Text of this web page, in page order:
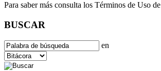
Para saber más consulta los Términos de Uso de
BUSCAR
en